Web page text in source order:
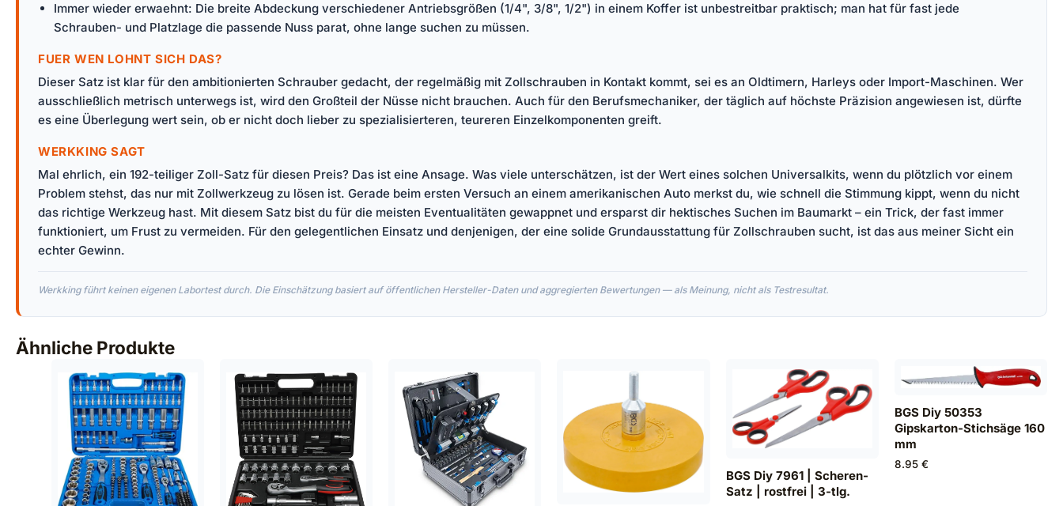
Immer wieder erwaehnt: Die breite Abdeckung verschiedener Antriebsgrößen (1/4", 3/8", 1/2") in einem Koffer ist unbestreitbar praktisch; man hat für fast jede
Schrauben- und Platzlage die passende Nuss parat, ohne lange suchen zu müssen.
FUER WEN LOHNT SICH DAS?
Dieser Satz ist klar für den ambitionierten Schrauber gedacht, der regelmäßig mit Zollschrauben in Kontakt kommt, sei es an Oldtimern, Harleys oder Import-Maschinen. Wer
ausschließlich metrisch unterwegs ist, wird den Großteil der Nüsse nicht brauchen. Auch für den Berufsmechaniker, der täglich auf höchste Präzision angewiesen ist, dürfte
es eine Überlegung wert sein, ob er nicht doch lieber zu spezialisierteren, teureren Einzelkomponenten greift.
WERKKING SAGT
Mal ehrlich, ein 192-teiliger Zoll-Satz für diesen Preis? Das ist eine Ansage. Was viele unterschätzen, ist der Wert eines solchen Universalkits, wenn du plötzlich vor einem
Problem stehst, das nur mit Zollwerkzeug zu lösen ist. Gerade beim ersten Versuch an einem amerikanischen Auto merkst du, wie schnell die Stimmung kippt, wenn du nicht
das richtige Werkzeug hast. Mit diesem Satz bist du für die meisten Eventualitäten gewappnet und ersparst dir hektisches Suchen im Baumarkt – ein Trick, der fast immer
funktioniert, um Frust zu vermeiden. Für den gelegentlichen Einsatz und denjenigen, der eine solide Grundausstattung für Zollschrauben sucht, ist das aus meiner Sicht ein
echter Gewinn.
Werkking führt keinen eigenen Labortest durch. Die Einschätzung basiert auf öffentlichen Hersteller-Daten und aggregierten Bewertungen — als Meinung, nicht als Testresultat.
Ähnliche Produkte
BGS Diy 7961 | Scheren-
Satz | rostfrei | 3-tlg.
BGS Diy 50353
Gipskarton-Stichsäge 160
mm
8.95 €